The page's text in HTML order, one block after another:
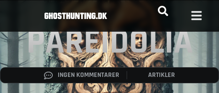
PAREIDOLIA
INGEN KOMMENTARER ARTIKLER